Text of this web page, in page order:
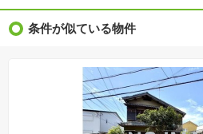
※価格更新：物件価格が変更された日から１週間表示
※建築条件土地の情報内に掲載されている、建物プラ
の一例であって、プランの採用可否は任意です。
※土地（建築条件なし）で「建物プラン例」が表記し
負会社によるもので、当該建築請負会社以外で建て
とは限りません。また建築請負会社を特定するもので
※建築条件付き土地とは、その土地に建築する建物の
条件が似ている物件